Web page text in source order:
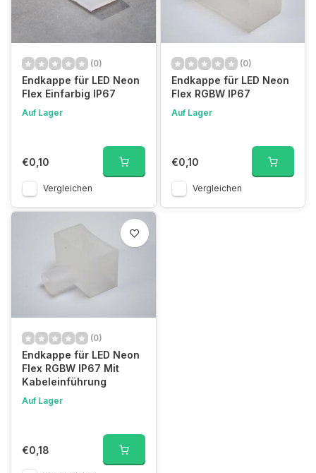
(0)
Endkappe für LED Neon
Flex Einfarbig IP67
Auf Lager
€0,10
Vergleichen
(0)
Endkappe für LED Neon
Flex RGBW IP67
Auf Lager
€0,10
Vergleichen
(0)
Endkappe für LED Neon
Flex RGBW IP67 Mit
Kabeleinführung
Auf Lager
€0,18